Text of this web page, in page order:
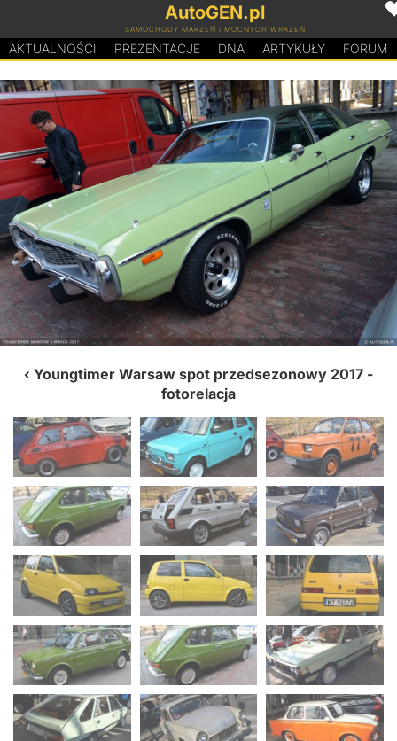
AutoGEN.pl
SAMOCHODY MARZEŃ I MOCNYCH WRAŻEŃ
AKTUALNOŚCI PREZENTACJE DNA ARTYKUŁY FORUM
Youngtimer Warsaw spot przedsezonowy 2017 -
fotorelacja